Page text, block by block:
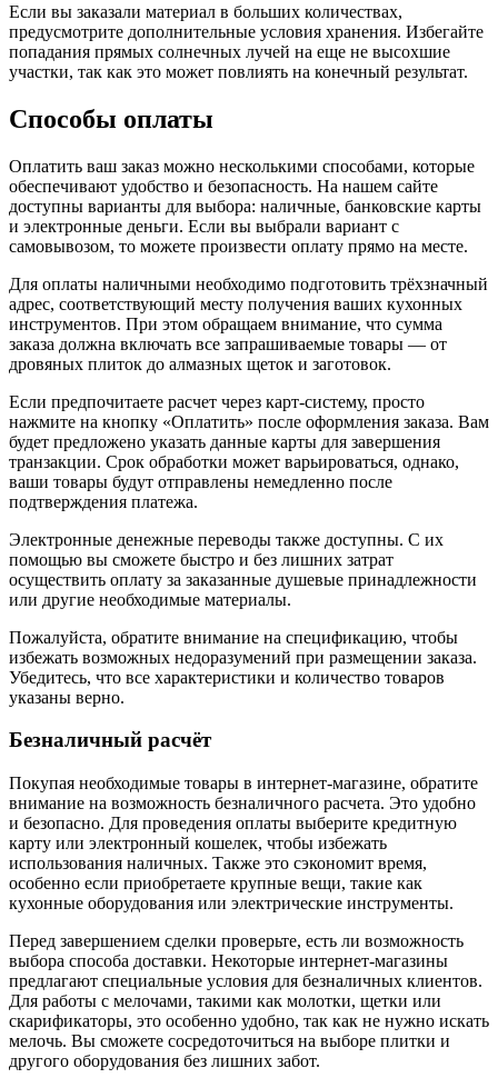
Если вы заказали материал в больших количествах,
предусмотрите дополнительные условия хранения. Избегайте
попадания прямых солнечных лучей на еще не высохшие
участки, так как это может повлиять на конечный результат.
Способы оплаты
Оплатить ваш заказ можно несколькими способами, которые
обеспечивают удобство и безопасность. На нашем сайте
доступны варианты для выбора: наличные, банковские карты
и электронные деньги. Если вы выбрали вариант с
самовывозом, то можете произвести оплату прямо на месте.
Для оплаты наличными необходимо подготовить трёхзначный
адрес, соответствующий месту получения ваших кухонных
инструментов. При этом обращаем внимание, что сумма
заказа должна включать все запрашиваемые товары — от
дровяных плиток до алмазных щеток и заготовок.
Если предпочитаете расчет через карт-систему, просто
нажмите на кнопку «Оплатить» после оформления заказа. Вам
будет предложено указать данные карты для завершения
транзакции. Срок обработки может варьироваться, однако,
ваши товары будут отправлены немедленно после
подтверждения платежа.
Электронные денежные переводы также доступны. С их
помощью вы сможете быстро и без лишних затрат
осуществить оплату за заказанные душевые принадлежности
или другие необходимые материалы.
Пожалуйста, обратите внимание на спецификацию, чтобы
избежать возможных недоразумений при размещении заказа.
Убедитесь, что все характеристики и количество товаров
указаны верно.
Безналичный расчёт
Покупая необходимые товары в интернет-магазине, обратите
внимание на возможность безналичного расчета. Это удобно
и безопасно. Для проведения оплаты выберите кредитную
карту или электронный кошелек, чтобы избежать
использования наличных. Также это сэкономит время,
особенно если приобретаете крупные вещи, такие как
кухонные оборудования или электрические инструменты.
Перед завершением сделки проверьте, есть ли возможность
выбора способа доставки. Некоторые интернет-магазины
предлагают специальные условия для безналичных клиентов.
Для работы с мелочами, такими как молотки, щетки или
скарификаторы, это особенно удобно, так как не нужно искать
мелочь. Вы сможете сосредоточиться на выборе плитки и
другого оборудования без лишних забот.